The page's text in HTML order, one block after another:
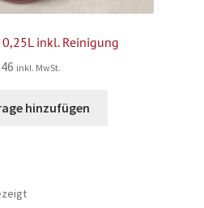
inkl. Reinigung
inkl. MwSt.
hinzufügen